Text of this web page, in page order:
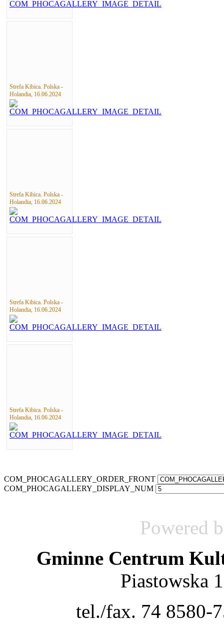
Strefa Kibica. Polska -
Holandia, 16.06.2024
Strefa Kibica. Polska -
Holandia, 16.06.2024
Strefa Kibica. Polska -
Holandia, 16.06.2024
Strefa Kibica. Polska -
Holandia, 16.06.2024
COM_PHOCAGALLERY_ORDER_FRONT
COM_PHOCAGALLERY_DISPLAY_NUM
Powered
Gminne Centrum
Piastowska
tel./fax. 74 8580-